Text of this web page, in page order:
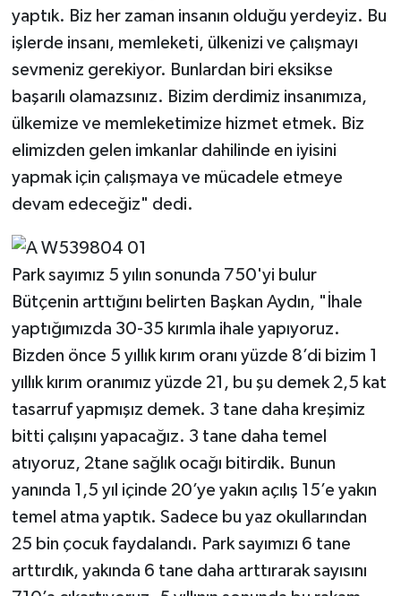
yaptık. Biz her zaman insanın olduğu yerdeyiz. Bu
işlerde insanı, memleketi, ülkenizi ve çalışmayı
sevmeniz gerekiyor. Bunlardan biri eksikse
başarılı olamazsınız. Bizim derdimiz insanımıza,
ülkemize ve memleketimize hizmet etmek. Biz
elimizden gelen imkanlar dahilinde en iyisini
yapmak için çalışmaya ve mücadele etmeye
devam edeceğiz" dedi.
Park sayımız 5 yılın sonunda 750'yi bulur
Bütçenin arttığını belirten Başkan Aydın, "İhale
yaptığımızda 30-35 kırımla ihale yapıyoruz.
Bizden önce 5 yıllık kırım oranı yüzde 8’di bizim 1
yıllık kırım oranımız yüzde 21, bu şu demek 2,5 kat
tasarruf yapmışız demek. 3 tane daha kreşimiz
bitti çalışını yapacağız. 3 tane daha temel
atıyoruz, 2tane sağlık ocağı bitirdik. Bunun
yanında 1,5 yıl içinde 20’ye yakın açılış 15’e yakın
temel atma yaptık. Sadece bu yaz okullarından
25 bin çocuk faydalandı. Park sayımızı 6 tane
arttırdık, yakında 6 tane daha arttırarak sayısını